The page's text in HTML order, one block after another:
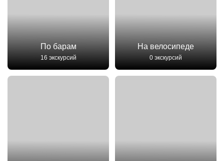
По барам
16 экскурсий
На велосипеде
0 экскурсий